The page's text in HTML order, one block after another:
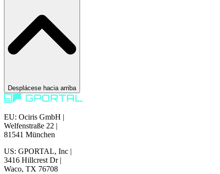
Desplácese hacia arriba
EU: Ociris GmbH |
Welfenstraße 22 |
81541 München
US: GPORTAL, Inc |
3416 Hillcrest Dr |
Waco, TX 76708